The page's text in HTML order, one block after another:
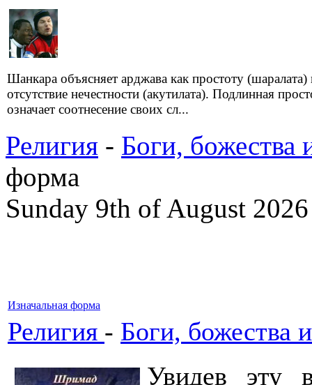
Шанкара объясняет арджава как простоту (шаралата)
отсутствие нечестности (акутилата). Подлинная
означает соотнесение своих сл...
Религия - Боги, божества
форма
Sunday 9th of August 2026
Изначальная форма
Религия - Боги, божества
Увидев эту